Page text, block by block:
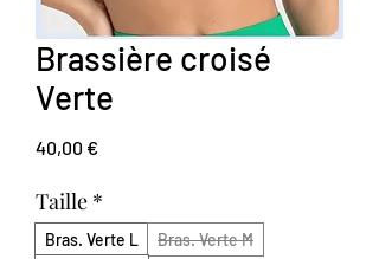
Brassière croisé
Verte
40,00 €Prix
Taille *
Bras. Verte L
Bras. Verte M